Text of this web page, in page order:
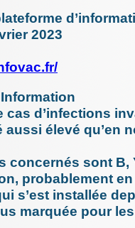
2023
cas d’infections
aussi élevé qu’en
concernés sont B,
probablement
s’est installée
marquée pour